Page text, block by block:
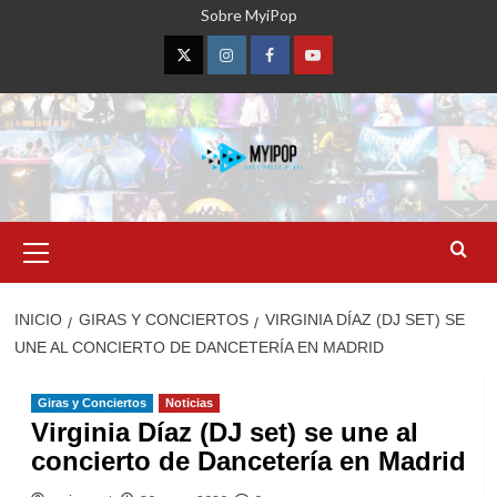
Sobre MyiPop
TwitterInstagramFacebookYouTube
primario
INICIO GIRAS Y CONCIERTOS
VIRGINIA DÍAZ (DJ SET) SE
UNE AL CONCIERTO DE DANCETERÍA EN MADRID
Giras y Conciertos Noticias
Virginia Díaz (DJ set) se une al
concierto de Dancetería en Madrid